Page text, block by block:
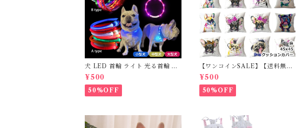
犬 LED 首輪 ライト 光る首輪 US
B充電 生活防水 長さ調整可能 首
輪 犬用 ペット カラー ペット用品
軽量 ドッグ用品 フレンチブルド
ック 大型犬 中型犬 小型犬 35c
¥500
50%OFF
【ワンコインSALE】【送料無
料】KM503G クッションカバー
フレンチブルドッグ クリーム フ
レブル
¥500
50%OFF